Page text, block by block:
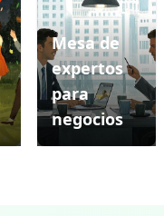
Mesa de
expertos
para
negocios